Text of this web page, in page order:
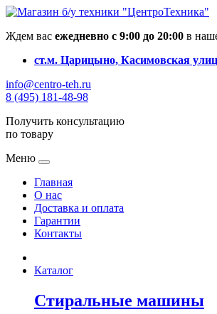
Ждем вас ежедневно с 9:00 до 20:00 в
ст.м. Царицыно, Касимовская
info@centro-teh.ru
8 (495) 181-48-98
Получить консультацию
по товару
Меню
Главная
О нас
Доставка и оплата
Гарантии
Контакты
Каталог
Стиральные машины